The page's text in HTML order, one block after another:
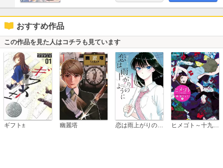
おすすめ作品
この作品を見た人はコチラも見ています
ギフト± 幽麗塔 ヒメゴト～十九歳の制服～